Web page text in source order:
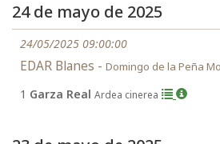
24 de mayo de 2025
24/05/2025 09:00:00
EDAR Blanes - Domingo de la Peña
1 Garza Real Ardea cinerea